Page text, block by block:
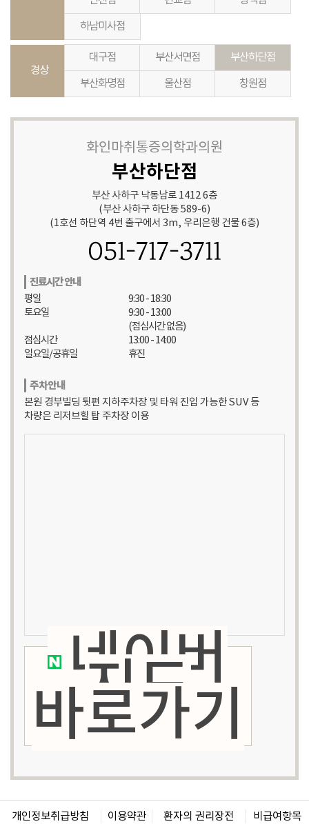
하남미사점
경상
대구점 부산서면점 부산하단점
부산화명점 울산점 창원점
화인마취통증의학과의원
부산하단점
부산 사하구 낙동남로 1412 6층
(부산 사하구 하단동 589-6)
(1호선 하단역 4번 출구에서 3m, 우리은행 건물 6층)
051-717-3711
진료시간 안내
평일
토요일
점심시간
일요일/공휴일
9:30 - 18:30
9:30 - 13:00
(점심시간 없음)
13:00 - 14:00
휴진
주차안내
본원 경부빌딩 뒷편 지하주차장 및 타워 진입 가능한 SUV 등
차량은 리저브힐 탑 주차장 이용
네이버
지도
바로가기
개인정보취급방침 이용약관 환자의 권리장전 비급여항목